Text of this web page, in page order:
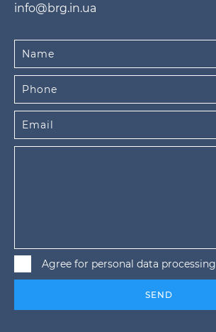
info@brg.in.ua
Agree for personal data processing
SEND